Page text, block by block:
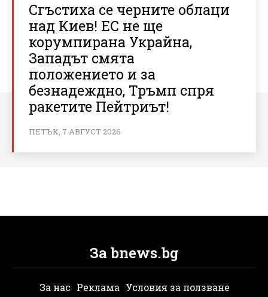
Сгъстиха се черните облаци
над Киев! ЕС не ще
корумпирана Украйна,
Западът смята
положението и за
безнадеждно, Тръмп спря
ракетите Пейтриът!
ПЕТЪК, 7 АВГУСТ 2026
За bnews.bg
За нас Реклама Условия за ползване